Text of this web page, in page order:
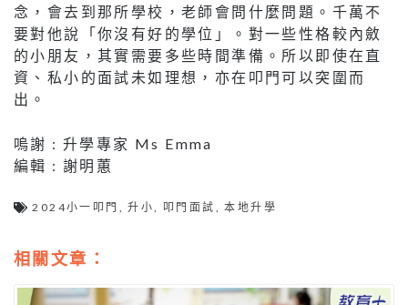
念，會去到那所學校，老師會問什麼問題。千萬不
要對他說「你沒有好的學位」。對一些性格較內斂
的小朋友，其實需要多些時間準備。所以即使在直
資、私小的面試未如理想，亦在叩門可以突圍而
出。
嗚謝 : 升學專家 Ms Emma
編輯 : 謝明蕙
2024小一叩門 ,升小, 叩門面試 ,本地升學
相關文章：